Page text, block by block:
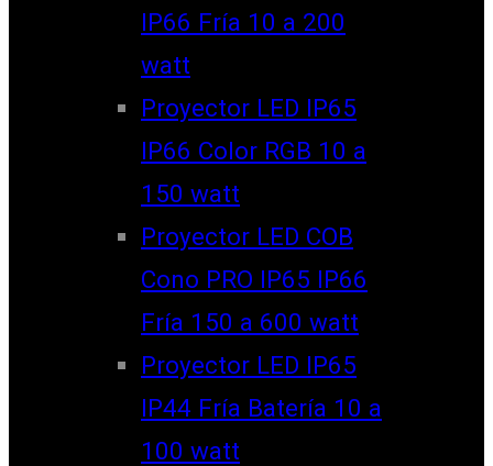
IP66 Fría 10 a 200
watt
Proyector LED IP65
IP66 Color RGB 10 a
150 watt
Proyector LED COB
Cono PRO IP65 IP66
Fría 150 a 600 watt
Proyector LED IP65
IP44 Fría Batería 10 a
100 watt